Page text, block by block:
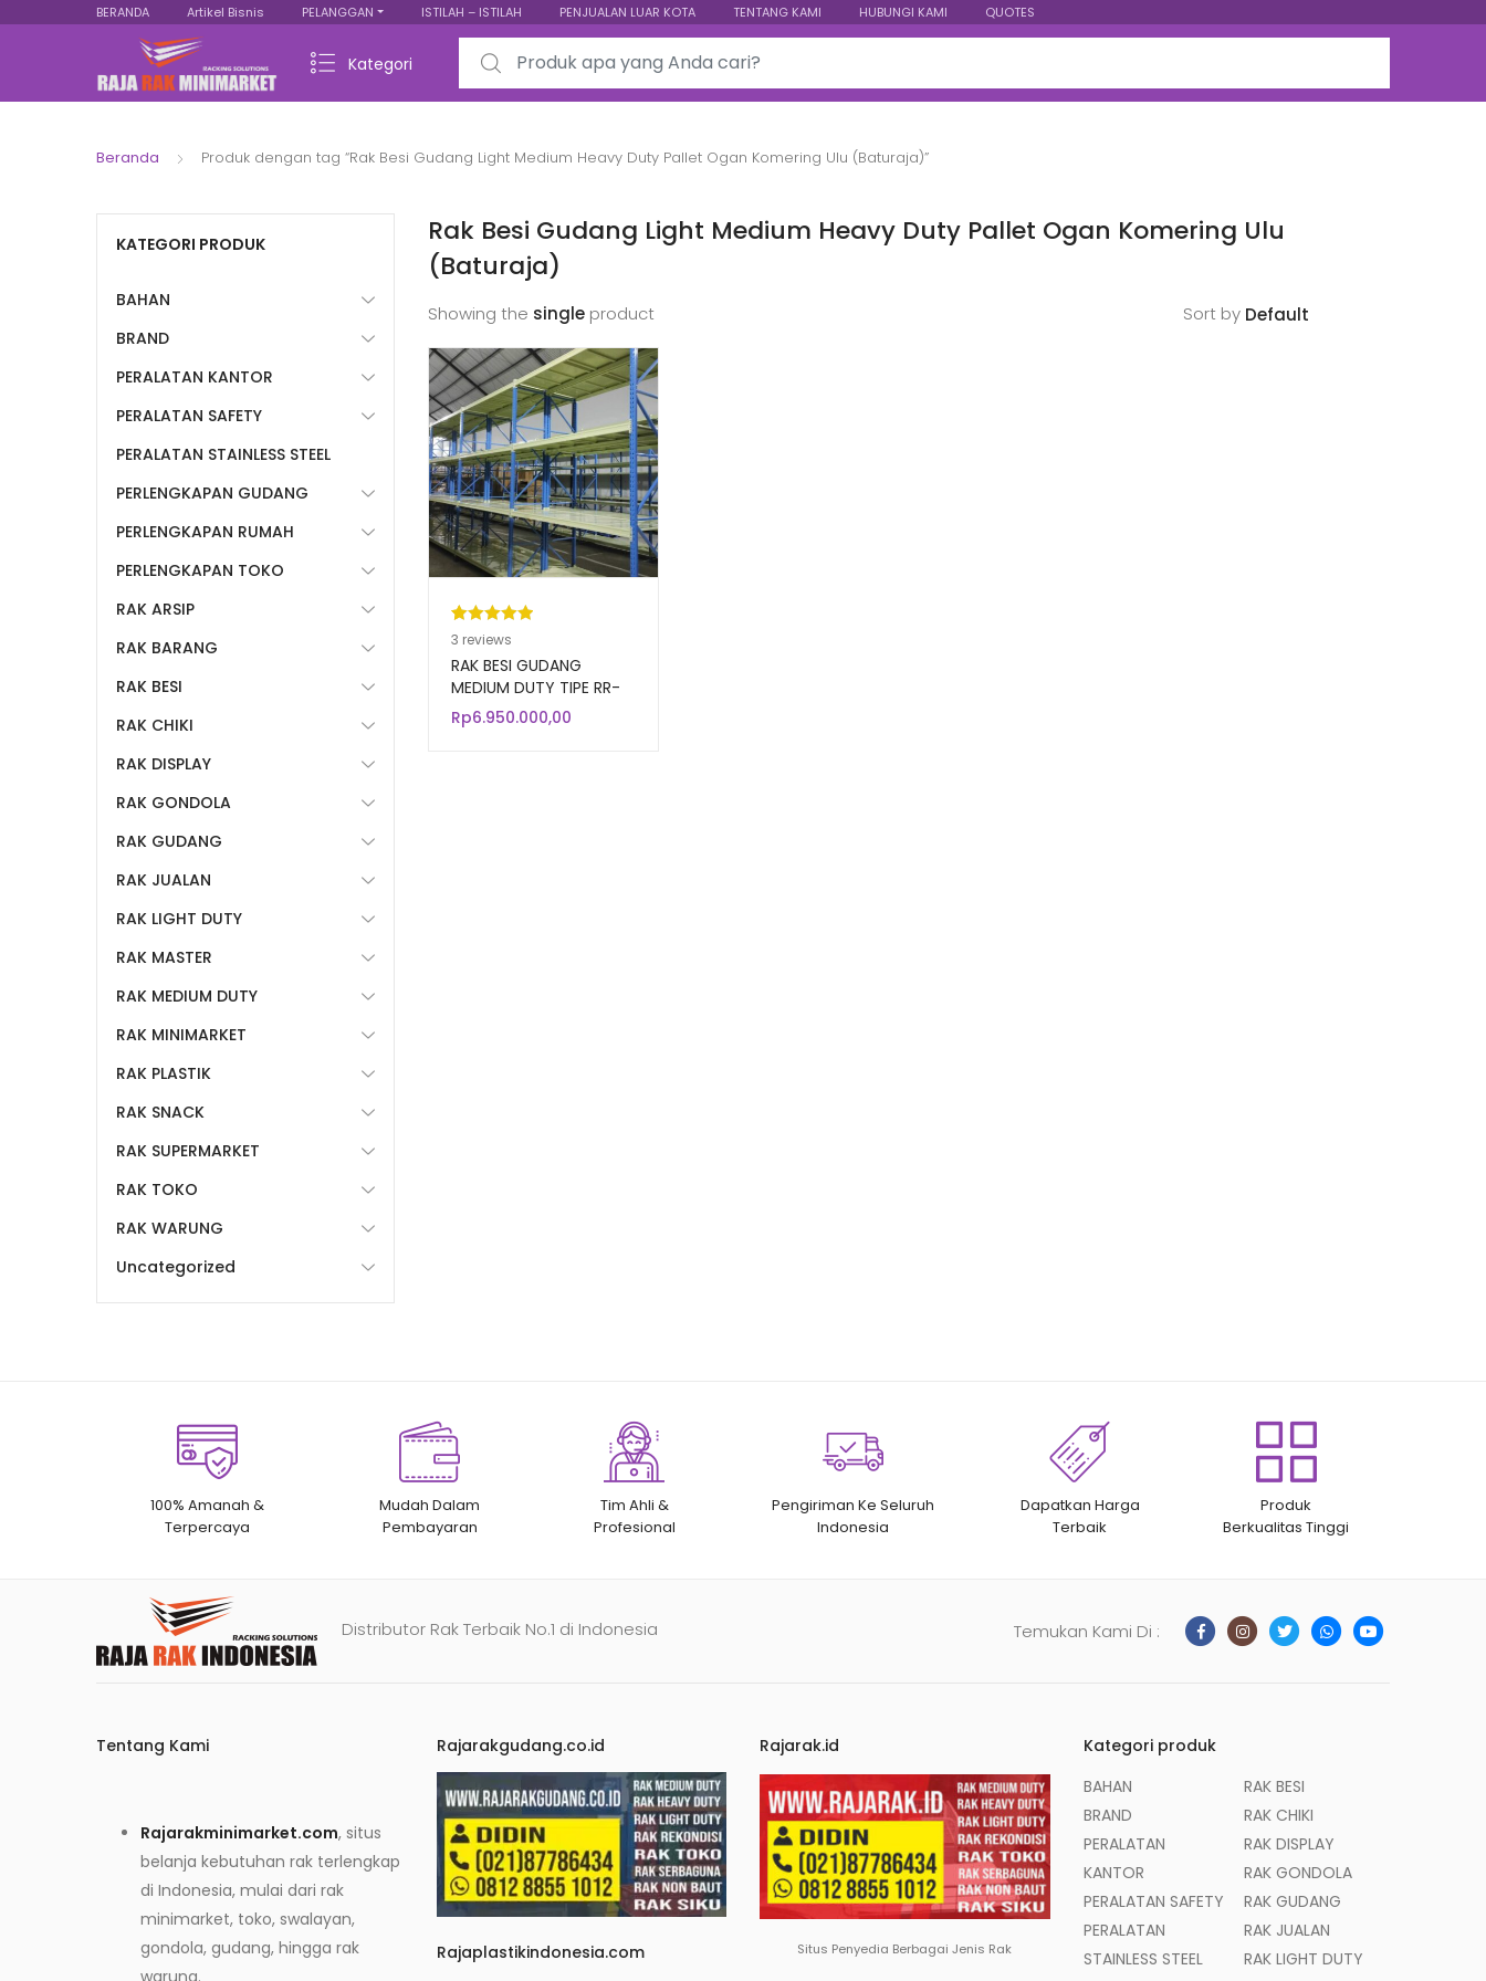
BERANDA Artikel Bisnis PELANGGAN ISTILAH – ISTILAH PENJUALAN LUAR KOTA TENTANG KAMI HUBUNGI KAMI QUOTES
Kategori
Search for:
Beranda Produk dengan tag “Rak Besi Gudang Light Medium Heavy Duty Pallet Ogan Komering Ulu (Baturaja)”
Rak Besi Gudang Light Medium Heavy Duty Pallet Ogan Komering Ulu
(Baturaja)
Showing the single product Sort by
Peringkat
5.00 dari 5
berdasarka
3
penilaian
pelanggan
3 reviews
RAK BESI GUDANG
MEDIUM DUTY TIPE RR-
500 T.300 LOAD 500 KG
Rp6.950.000,00
KATEGORI PRODUK
BAHAN
BRAND
PERALATAN KANTOR
PERALATAN SAFETY
PERALATAN STAINLESS STEEL
PERLENGKAPAN GUDANG
PERLENGKAPAN RUMAH
PERLENGKAPAN TOKO
RAK ARSIP
RAK BARANG
RAK BESI
RAK CHIKI
RAK DISPLAY
RAK GONDOLA
RAK GUDANG
RAK JUALAN
RAK LIGHT DUTY
RAK MASTER
RAK MEDIUM DUTY
RAK MINIMARKET
RAK PLASTIK
RAK SNACK
RAK SUPERMARKET
RAK TOKO
RAK WARUNG
Uncategorized
100% Amanah &
Terpercaya
Mudah Dalam
Pembayaran
Tim Ahli &
Profesional
Pengiriman Ke Seluruh
Indonesia
Dapatkan Harga
Terbaik
Produk
Berkualitas Tinggi
Distributor Rak Terbaik No.1 di Indonesia Temukan Kami Di :
Tentang Kami
Rajarakminimarket.com, situs
belanja kebutuhan rak terlengkap
di Indonesia, mulai dari rak
minimarket, toko, swalayan,
gondola, gudang, hingga rak
warung.
Rajarakgudang.co.id
Rajaplastikindonesia.com
Rajarak.id
Situs Penyedia Berbagai Jenis Rak
Kategori produk
BAHAN
BRAND
PERALATAN
KANTOR
PERALATAN SAFETY
PERALATAN
STAINLESS STEEL
RAK BESI
RAK CHIKI
RAK DISPLAY
RAK GONDOLA
RAK GUDANG
RAK JUALAN
RAK LIGHT DUTY